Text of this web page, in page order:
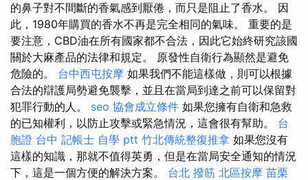
的鼻子對不間斷的香氣感到厭倦，而只是阻止了香水。 因
此，1980年購買的香水不再是完全相同的氣味。 重要的是
要注意，CBD油在所有國家都不合法，因此它始終研究該國
關於大麻產品的法律和規定。 原發性自衛行為顯然是避免
危險的。 台中西屯按摩 如果我們不能這樣做，則可以根據
合法的辯護局勢避免襲擊，並且在當局到達之前可以保留對
犯罪行動的人。 seo 協會成立條件 如果您擁有自衛和急救
的已知權利，以防止攻擊或緊急情況，這會很有幫助。 台
胞證 台中 記帳士 自學 ptt 竹北傳統整復推拿 如果您沒有
這樣的知識，那就不值得英勇，但是在當局安全通知的情況
下，這是一個方便的解決方案。 台北 撥筋 北區按摩 苗栗